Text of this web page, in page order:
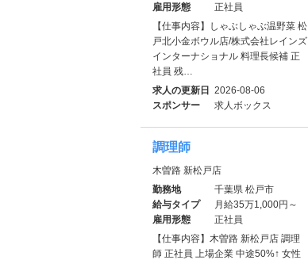
雇用形態
正社員
【仕事内容】しゃぶしゃぶ温野菜 松
戸北小金ボウル店/株式会社レインズ
インターナショナル 料理長候補 正
社員 残…
求人の更新日 2026-08-06
スポンサー
求人ボックス
調理師
木曽路 新松戸店
勤務地
千葉県 松戸市
給与タイプ
月給35万1,000円～
雇用形態
正社員
【仕事内容】木曽路 新松戸店 調理
師 正社員 上場企業 中途50%↑ 女性